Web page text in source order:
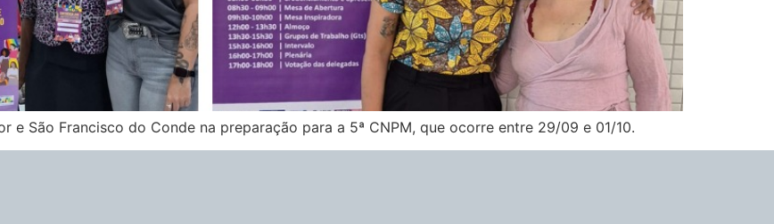
e São Francisco do Conde na preparação para a 5ª CNPM, que ocorre entre 29/09 e 01/10.